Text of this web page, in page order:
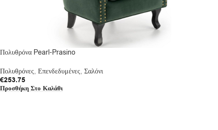
Πολυθρόνα Pearl-Prasino
Πολυθρόνες, Επενδεδυμένες, Σαλόνι
€253.75
Προσθήκη Στο Καλάθι